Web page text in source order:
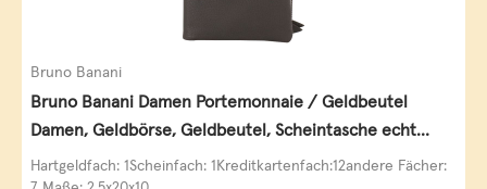
Bruno Banani
Bruno Banani Damen Portemonnaie / Geldbeutel
Damen, Geldbörse, Geldbeutel, Scheintasche echt
Leder
Hartgeldfach: 1Scheinfach: 1Kreditkartenfach:12andere Fächer: